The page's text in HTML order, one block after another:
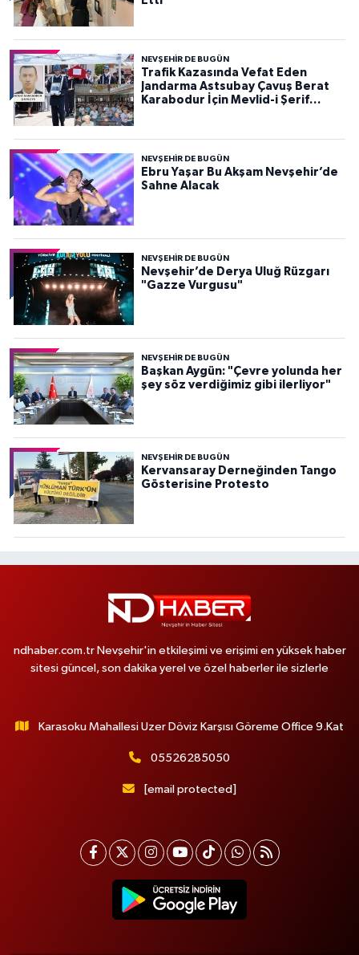
NEVŞEHIR DE BUGÜN
Trafik Kazasında Vefat Eden
Jandarma Astsubay Çavuş Berat
Karabodur İçin Mevlid-i Şerif
NEVŞEHIR DE BUGÜN
Ebru Yaşar Bu Akşam Nevşehir’de
Sahne Alacak
NEVŞEHIR DE BUGÜN
Nevşehir’de Derya Uluğ Rüzgarı
"Gazze Vurgusu"
NEVŞEHIR DE BUGÜN
Başkan Aygün: "Çevre yolunda her
şey söz verdiğimiz gibi ilerliyor"
NEVŞEHIR DE BUGÜN
Kervansaray Derneğinden Tango
Gösterisine Protesto
ndhaber.com.tr Nevşehir'in etkileşimi ve erişimi en yüksek haber
sitesi güncel, son dakika yerel ve özel haberler ile sizlerle
Karasoku Mahallesi Uzer Döviz Karşısı Göreme Office 9.Kat
05526285050
[email protected]